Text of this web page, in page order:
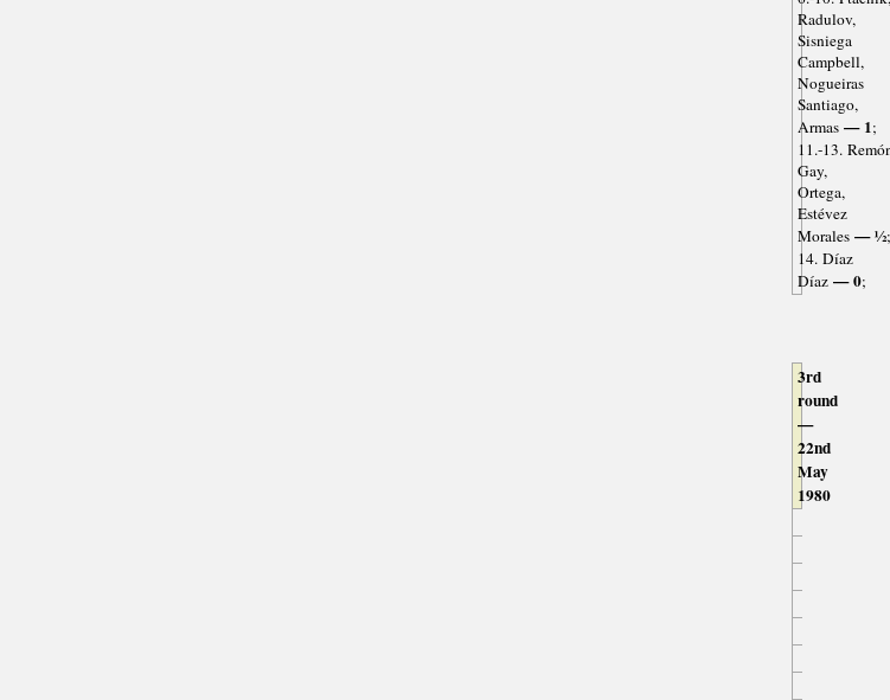
Radulov,
Sisniega
Campbell,
Nogueiras
Santiago,
Armas— 1;
11.-13.
Gay,
Ortega,
Estévez
Morales— ½;
14. Díaz
Díaz— 0;
3rd
round
—
22nd
May
1980